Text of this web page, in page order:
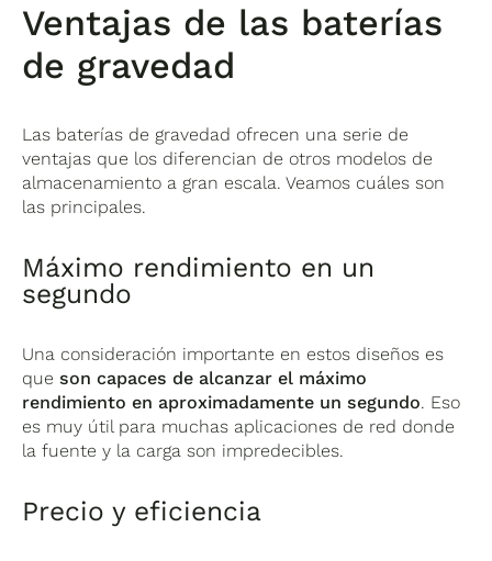
Ventajas de las baterías
de gravedad
Las baterías de gravedad ofrecen una serie de
ventajas que los diferencian de otros modelos de
almacenamiento a gran escala. Veamos cuáles son
las principales.
Máximo rendimiento en un
segundo
Una consideración importante en estos diseños es
queson capaces de alcanzar el máximo
rendimiento en aproximadamente un segundo. Eso
es muy útil para muchas aplicaciones de red donde
la fuente y la carga son impredecibles.
Precio y eficiencia